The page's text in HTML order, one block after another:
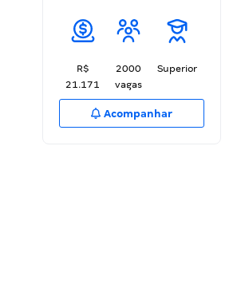
R$
21.171
2000
vagas
Superior
Acompanhar